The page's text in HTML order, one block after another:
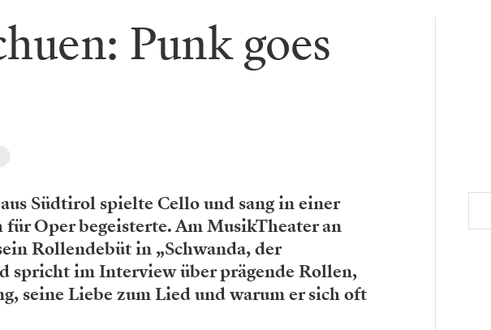
Punk goes
Südtirol spielte Cello und sang in einer
für Oper begeisterte. Am MusikTheater an
Rollendebüt in „Schwanda, der
spricht im Interview über prägende Rollen,
seine Liebe zum Lied und warum er sich oft